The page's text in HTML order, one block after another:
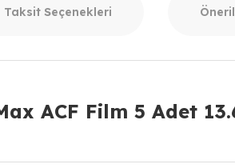
Taksit Seçenekleri
ACF Film 5 Adet